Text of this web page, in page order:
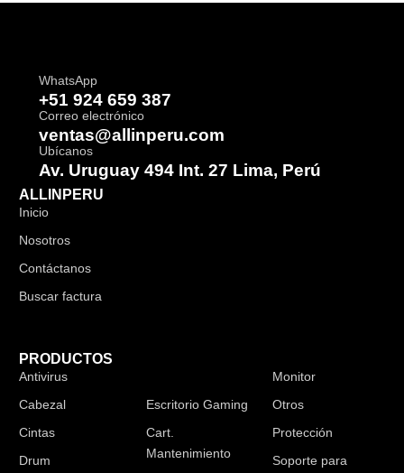
WhatsApp
+51 924 659 387
Correo electrónico
ventas@allinperu.com
Ubícanos
Av. Uruguay 494 Int. 27 Lima, Perú
ALLINPERU
Inicio
Nosotros
Contáctanos
Buscar factura
PRODUCTOS
Antivirus
Cabezal
Cintas
Drum
Escritorio Gaming
Cart.
Mantenimiento
Monitor
Otros
Protección
Soporte para